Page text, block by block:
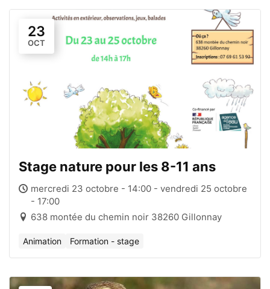
23
OCT
Stage nature pour les 8-11 ans
mercredi 23 octobre - 14:00 - vendredi 25 octobre
- 17:00
638 montée du chemin noir 38260 Gillonnay
Animation Formation - stage